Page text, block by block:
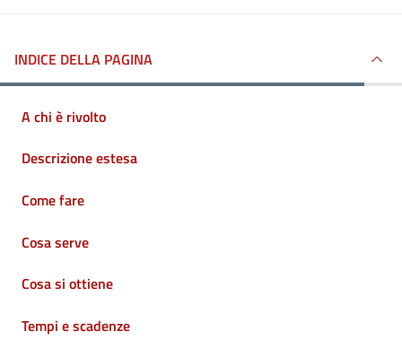
INDICE DELLA PAGINA
A chi è rivolto
Descrizione estesa
Come fare
Cosa serve
Cosa si ottiene
Tempi e scadenze